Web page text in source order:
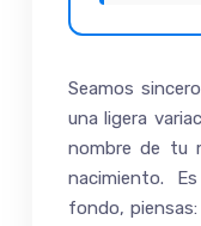
Seamos
una ligera
nombre de tu
nacimiento.
fondo,